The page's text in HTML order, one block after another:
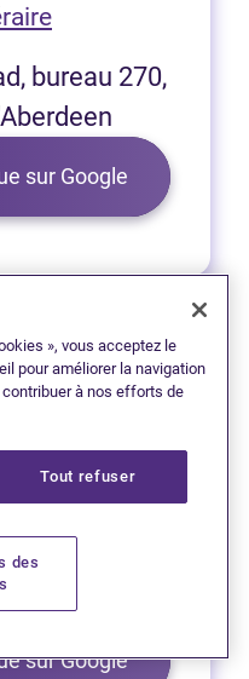
(Ouvre dans un
bureau 270,
sur Google(Ouvre
(Ouvre dans un
bureau 301,
sur Google(Ouvre
», vous acceptez le
pour améliorer la navigation
à nos efforts de
Tout refuser
des